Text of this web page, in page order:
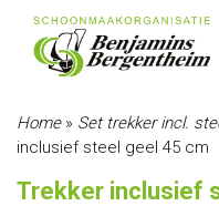
Home» Set trekker incl.
inclusief steel geel 45 cm
Trekker inclusief